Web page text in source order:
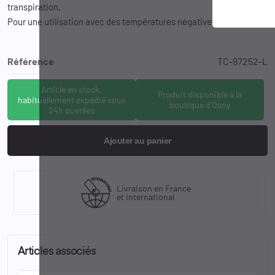
transpiration.
Pour une utilisation avec des températures négatives
Référence TC-97252-L
Article en stock,
habituellement expédié sous
24h ouvrées
Produit disponible à la
boutique d'Osny
Ajouter au panier
Livraison en France
et international
Articles associés